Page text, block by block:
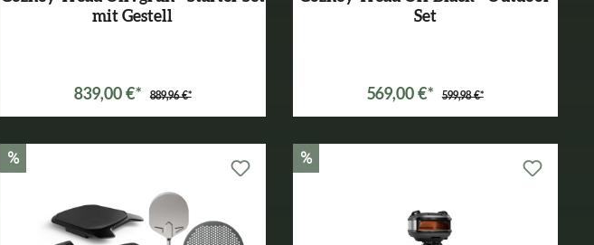
mit Gestell
839,00 €* 889,96 €*
Set
569,00 €* 599,98 €*
% %